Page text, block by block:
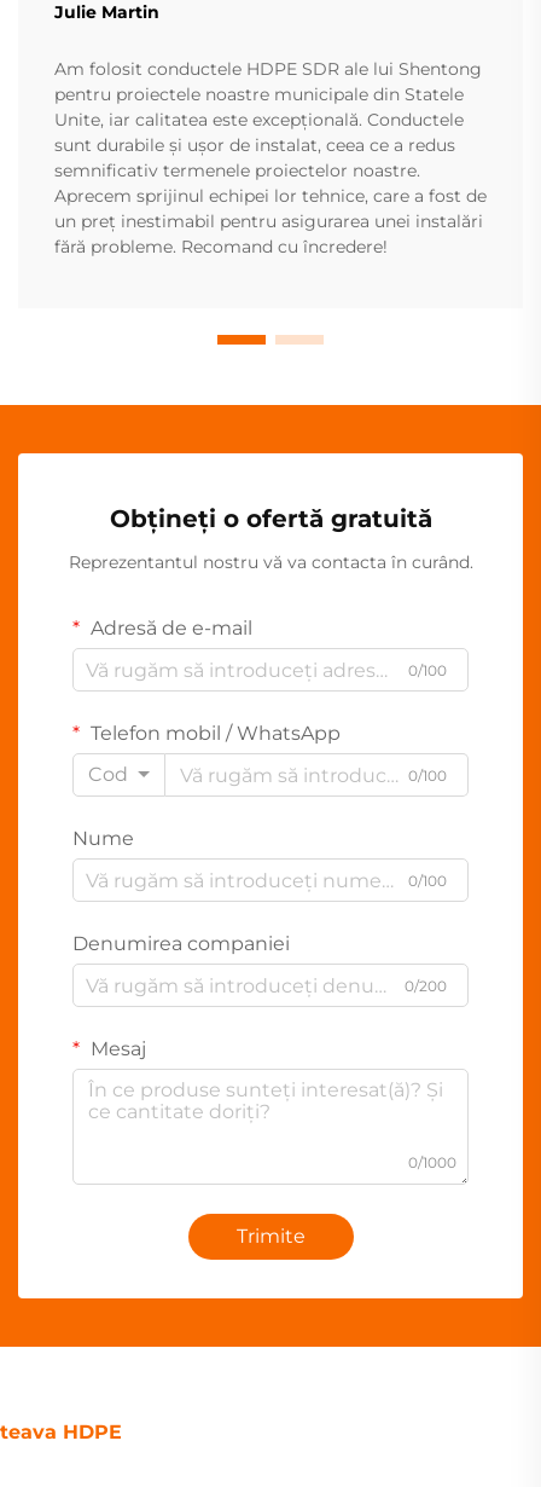
Julie Martin
Am folosit conductele HDPE SDR ale lui Shentong
pentru proiectele noastre municipale din Statele
Unite, iar calitatea este excepțională. Conductele
sunt durabile și ușor de instalat, ceea ce a redus
semnificativ termenele proiectelor noastre.
Aprecem sprijinul echipei lor tehnice, care a fost de
un preț inestimabil pentru asigurarea unei instalări
fără probleme. Recomand cu încredere!
Obțineți o ofertă gratuită
Reprezentantul nostru vă va contacta în curând.
Adresă de e-mail
0/100
Telefon mobil / WhatsApp
Cod
0/100
Nume
0/100
Denumirea companiei
0/200
Mesaj
0/1000
Trimite
teava HDPE